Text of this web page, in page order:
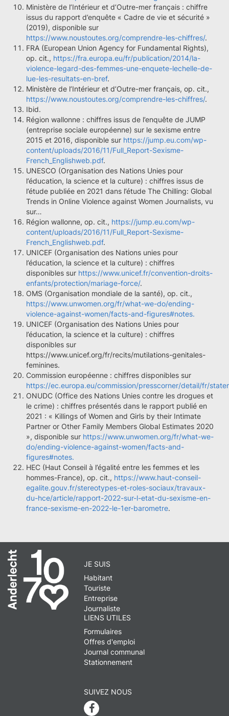
Ministère de l’Intérieur et d’Outre-mer français : chiffre
issus du rapport d’enquête « Cadre de vie et sécurité »
(2019), disponible sur
https://www.noustoutes.org/comprendre-les-chiffres/.
FRA (European Union Agency for Fundamental Rights),
op. cit., https://fra.europa.eu/fr/publication/2014/la-
violence-legard-des-femmes-une-enquete-lechelle-de-
lue-les-resultats-en-bref.
Ministère de l’Intérieur et d’Outre-mer français, op. cit.,
https://www.noustoutes.org/comprendre-les-chiffres/.
Ibid.
Région wallonne : chiffres issus de l’enquête de JUMP
(entreprise sociale européenne) sur le sexisme entre
2015 et 2016, disponible sur https://jump.eu.com/wp-
content/uploads/2016/11/Full_Report-Sexisme-
French_Englishweb.pdf.
UNESCO (Organisation des Nations Unies pour
l’éducation, la science et la culture) : chiffres issus de
l’étude publiée en 2021 dans l’étude The Chilling: Global
Trends in Online Violence against Women Journalists, vu
sur…
Région wallonne, op. cit., https://jump.eu.com/wp-
content/uploads/2016/11/Full_Report-Sexisme-
French_Englishweb.pdf.
UNICEF (Organisation des Nations unies pour
l’éducation, la science et la culture) : chiffres
disponibles sur https://www.unicef.fr/convention-droits-
enfants/protection/mariage-force/.
OMS (Organisation mondiale de la santé), op. cit.,
https://www.unwomen.org/fr/what-we-do/ending-
violence-against-women/facts-and-figures#notes.
UNICEF (Organisation des Nations Unies pour
l’éducation, la science et la culture) : chiffres
disponibles sur
https://www.unicef.org/fr/recits/mutilations-genitales-
feminines.
Commission européenne : chiffres disponibles sur
https://ec.europa.eu/commission/presscorner/detail/fr/
ONUDC (Office des Nations Unies contre les drogues et
le crime) : chiffres présentés dans le rapport publié en
2021 : « Killings of Women and Girls by their Intimate
Partner or Other Family Members Global Estimates 2020
», disponible sur https://www.unwomen.org/fr/what-we-
do/ending-violence-against-women/facts-and-
figures#notes.
HEC (Haut Conseil à l’égalité entre les femmes et les
hommes-France), op. cit., https://www.haut-conseil-
egalite.gouv.fr/stereotypes-et-roles-sociaux/travaux-
du-hce/article/rapport-2022-sur-l-etat-du-sexisme-en-
france-sexisme-en-2022-le-1er-barometre.
JE SUIS
Habitant
Touriste
Entreprise
Journaliste
LIENS UTILES
Formulaires
Offres d'emploi
Journal communal
Stationnement
SUIVEZ NOUS
Facebook